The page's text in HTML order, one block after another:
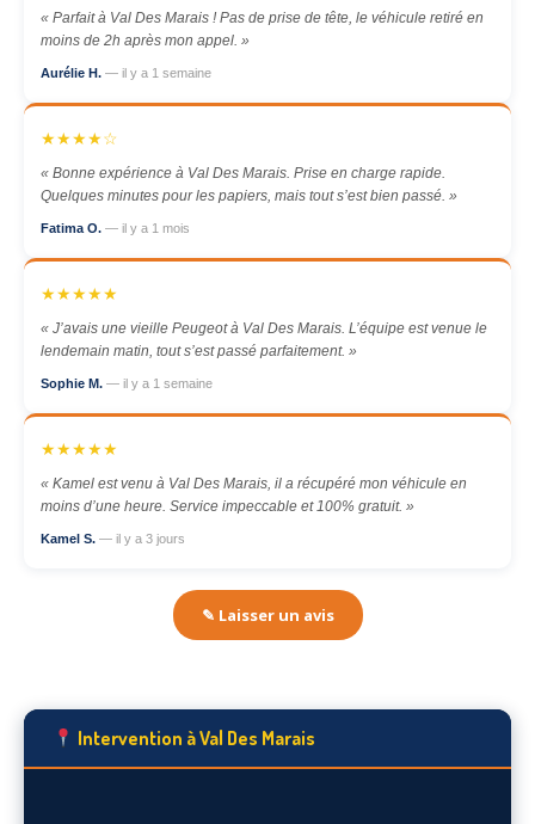
« Parfait à Val Des Marais ! Pas de prise de tête, le véhicule retiré en
moins de 2h après mon appel. »
Aurélie H. — il y a 1 semaine
★★★★☆
« Bonne expérience à Val Des Marais. Prise en charge rapide.
Quelques minutes pour les papiers, mais tout s’est bien passé. »
Fatima O. — il y a 1 mois
★★★★★
« J’avais une vieille Peugeot à Val Des Marais. L’équipe est venue le
lendemain matin, tout s’est passé parfaitement. »
Sophie M. — il y a 1 semaine
★★★★★
« Kamel est venu à Val Des Marais, il a récupéré mon véhicule en
moins d’une heure. Service impeccable et 100% gratuit. »
Kamel S. — il y a 3 jours
✎ Laisser un avis
Intervention à Val Des Marais